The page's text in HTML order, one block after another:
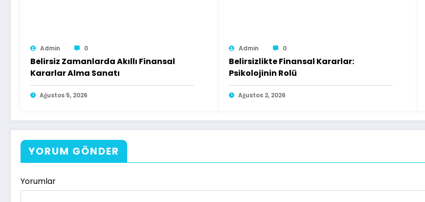
Admin 0
Belirsiz Zamanlarda Akıllı Finansal
Kararlar Alma Sanatı
Ağustos 5, 2026
Admin 0
Belirsizlikte Finansal Kararlar:
Psikolojinin Rolü
Ağustos 2, 2026
YORUM GÖNDER
Yorumlar